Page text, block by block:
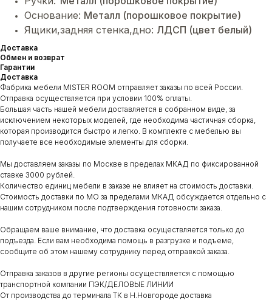
Основание: Металл (порошковое покрытие)
Ящики,задняя стенка,дно: ЛДСП (цвет белый)
Доставка
Обмен и возврат
Гарантии
Доставка
Фабрика мебели MISTER ROOM отправляет заказы по всей России.
Отправка осуществляется при условии 100% оплаты.
Большая часть нашей мебели доставляется в собранном виде, за
исключением некоторых моделей, где необходима частичная сборка,
которая производится быстро и легко. В комплекте с мебелью вы
получаете все необходимые элементы для сборки.
Мы доставляем заказы по Москве в пределах МКАД по фиксированной
ставке 3000 рублей.
Количество единиц мебели в заказе не влияет на стоимость доставки.
Стоимость доставки по МО за пределами МКАД обсуждается отдельно с
нашим сотрудником после подтверждения готовности заказа.
Обращаем ваше внимание, что доставка осуществляется только до
подъезда. Если вам необходима помощь в разгрузке и подъеме,
сообщите об этом нашему сотруднику перед отправкой заказа.
Отправка заказов в другие регионы осуществляется с помощью
транспортной компании ПЭК/ДЕЛОВЫЕ ЛИНИИ
От производства до терминала ТК в Н.Новгороде доставка